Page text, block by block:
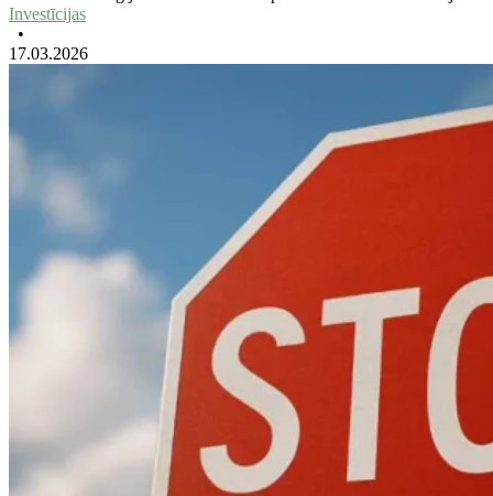
Investīcijas
•
17.03.2026